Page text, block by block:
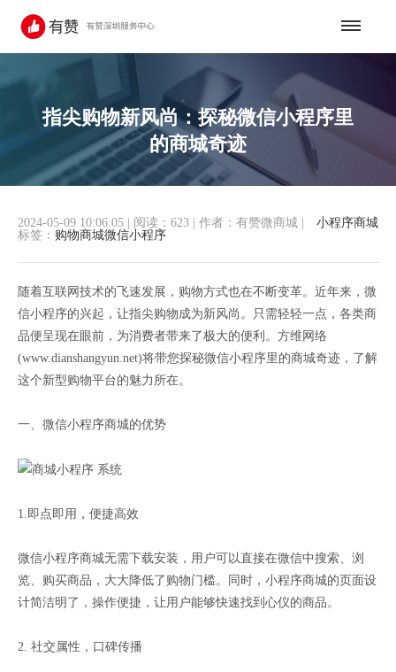
指尖购物新风尚：探秘微信小程序里
的商城奇迹
小程序商城
2024-05-09 10:06:05 阅读：623 作者：有赞微商城
标签： 购物商城微信小程序
随着互联网技术的飞速发展，购物方式也在不断变革。近年来，微
信小程序的兴起，让指尖购物成为新风尚。只需轻轻一点，各类商
品便呈现在眼前，为消费者带来了极大的便利。方维网络
(www.dianshangyun.net)将带您探秘微信小程序里的商城奇迹，了解
这个新型购物平台的魅力所在。
一、微信小程序商城的优势
1.即点即用，便捷高效
微信小程序商城无需下载安装，用户可以直接在微信中搜索、浏
览、购买商品，大大降低了购物门槛。同时，小程序商城的页面设
计简洁明了，操作便捷，让用户能够快速找到心仪的商品。
2. 社交属性，口碑传播